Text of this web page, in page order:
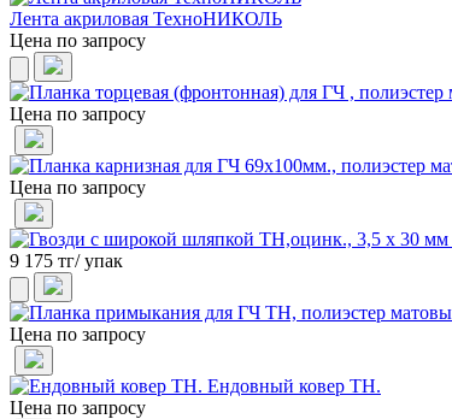
Лента акриловая ТехноНИКОЛЬ
Цена по запросу
Цена по запросу
Цена по запросу
9 175 тг/ упак
Цена по запросу
Ендовный ковер ТН.
Цена по запросу